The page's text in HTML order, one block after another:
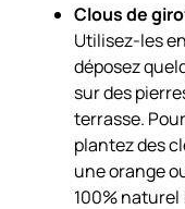
Clous de
Utilisez-les
déposez
sur des
terrasse.
plantez des
une orange
100% naturel